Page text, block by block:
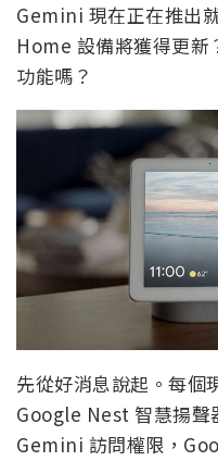
Gemini 現在正在推出
Home 設備將獲得更
功能嗎？
先從好消息說起。每
Google Nest 智慧揚聲
Gemini 訪問權限，